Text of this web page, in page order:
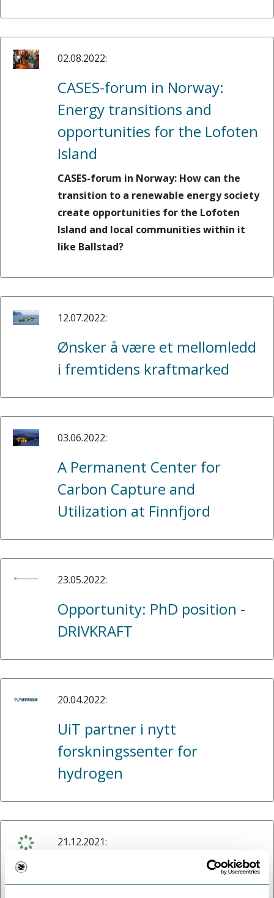
02.08.2022:
CASES-forum in Norway:
Energy transitions and
opportunities for the Lofoten
Island
CASES-forum in Norway: How can the
transition to a renewable energy society
create opportunities for the Lofoten
Island and local communities within it
like Ballstad?
12.07.2022:
Ønsker å være et mellomledd
i fremtidens kraftmarked
03.06.2022:
A Permanent Center for
Carbon Capture and
Utilization at Finnfjord
23.05.2022:
Opportunity: PhD position -
DRIVKRAFT
20.04.2022:
UiT partner i nytt
forskningssenter for
hydrogen
21.12.2021: